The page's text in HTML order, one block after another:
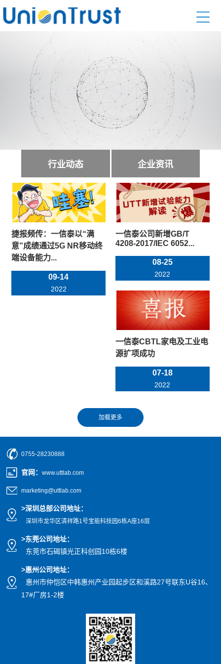
行业动态 企业资讯
捷报频传：一信泰以“满
意”成绩通过5G NR移动终
端设备能力...
09-14
2022
一信泰公司新增GB/T
4208-2017/IEC 6052...
08-25
2022
一信泰CBTL家电及工业电
源扩项成功
07-18
2022
0755-28230888
官网 ：www.uttlab.com
marketing@uttlab.com
>深圳总部公司地址：
深圳市龙华区清祥路1号宝能科技园6栋A座16层
>东莞公司地址：
东莞市石碣镇光正科创园10栋6楼
>惠州公司地址：
惠州市仲恺区中韩惠州产业园起步区和溪路27号联东U谷16、
17#厂房1-2楼